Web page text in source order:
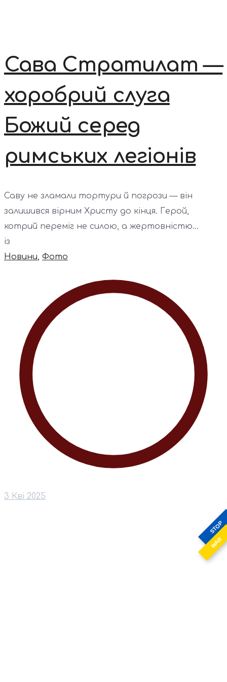
STOP
WAR
Сава Стратилат —
хоробрий слуга
Божий серед
римських легіонів
Саву не зламали тортури й погрози — він
залишився вірним Христу до кінця. Герой,
котрий переміг не силою, а жертовністю...
із
Новини, Фото
3 Кві 2025